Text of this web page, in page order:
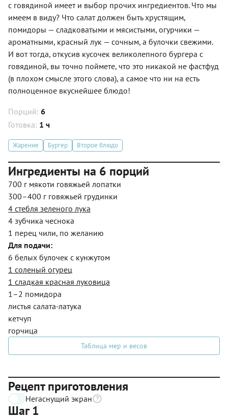
с говядиной имеет и выбор прочих ингредиентов. Что мы
имеем в виду? Что салат должен быть хрустящим,
помидоры — сладковатыми и мясистыми, огурчики —
ароматными, красный лук — сочным, а булочки свежими.
И вот тогда, откусив кусочек великолепного бургера с
говядиной, вы точно поймете, что это никакой не фастфуд
(в плохом смысле этого слова), а самое что ни на есть
полноценное вкуснейшее блюдо!
Порций: 6
Готовка: 1 ч
Жарение Бургер Второе блюдо
Ингредиенты на 6 порций
700 г мякоти говяжьей лопатки
300–400 г говяжьей грудинки
4 стебля зеленого лука
4 зубчика чеснока
1 перец чили, по желанию
Для подачи:
6 белых булочек с кунжутом
1 соленый огурец
1 сладкая красная луковица
1–2 помидора
листья салата-латука
кетчуп
горчица
Таблица мер и весов
Рецепт приготовления
Негаснущий экран
Шаг 1